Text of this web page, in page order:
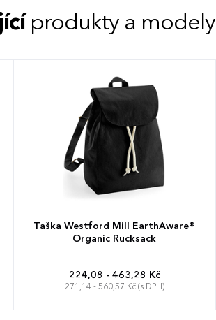
produkty a modely
Taška Westford Mill EarthAware®
Organic Rucksack
224,08 - 463,28 Kč
271,14 - 560,57 Kč (s DPH)